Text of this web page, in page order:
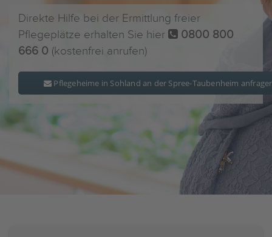
Direkte Hilfe bei der Ermittlung freier
Pflegeplätze erhalten Sie hier
0800 800
666 0 (kostenfrei anrufen)
Pflegeheime in Sohland an der Spree-Taubenheim